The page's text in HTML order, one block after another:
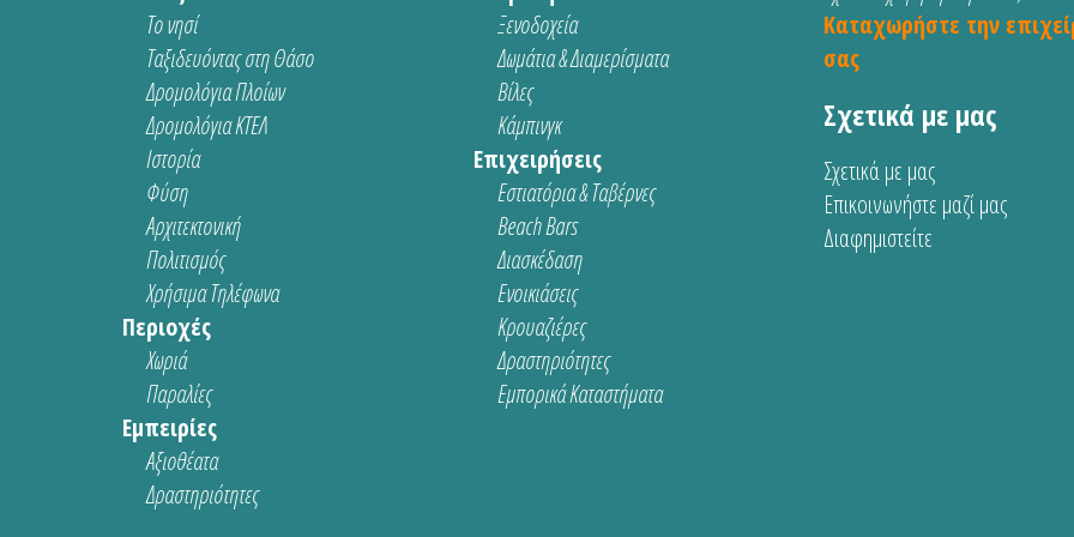
Το νησί
Ταξιδευόντας στη Θάσο
Δρομολόγια Πλοίων
Δρομολόγια ΚΤΕΛ
Ιστορία
Φύση
Αρχιτεκτονική
Πολιτισμός
Χρήσιμα Τηλέφωνα
Περιοχές
Χωριά
Παραλίες
Εμπειρίες
Αξιοθέατα
Δραστηριότητες
Ξενοδοχεία
Δωμάτια & Διαμερίσματα
Βίλες
Κάμπινγκ
Επιχειρήσεις
Εστιατόρια & Ταβέρνες
Beach Bars
Διασκέδαση
Ενοικιάσεις
Κρουαζιέρες
Δραστηριότητες
Εμπορικά Καταστήματα
Καταχωρήστε την
σας
Σχετικά με μας
Σχετικά με μας
Επικοινωνήστε μαζί μας
Διαφημιστείτε